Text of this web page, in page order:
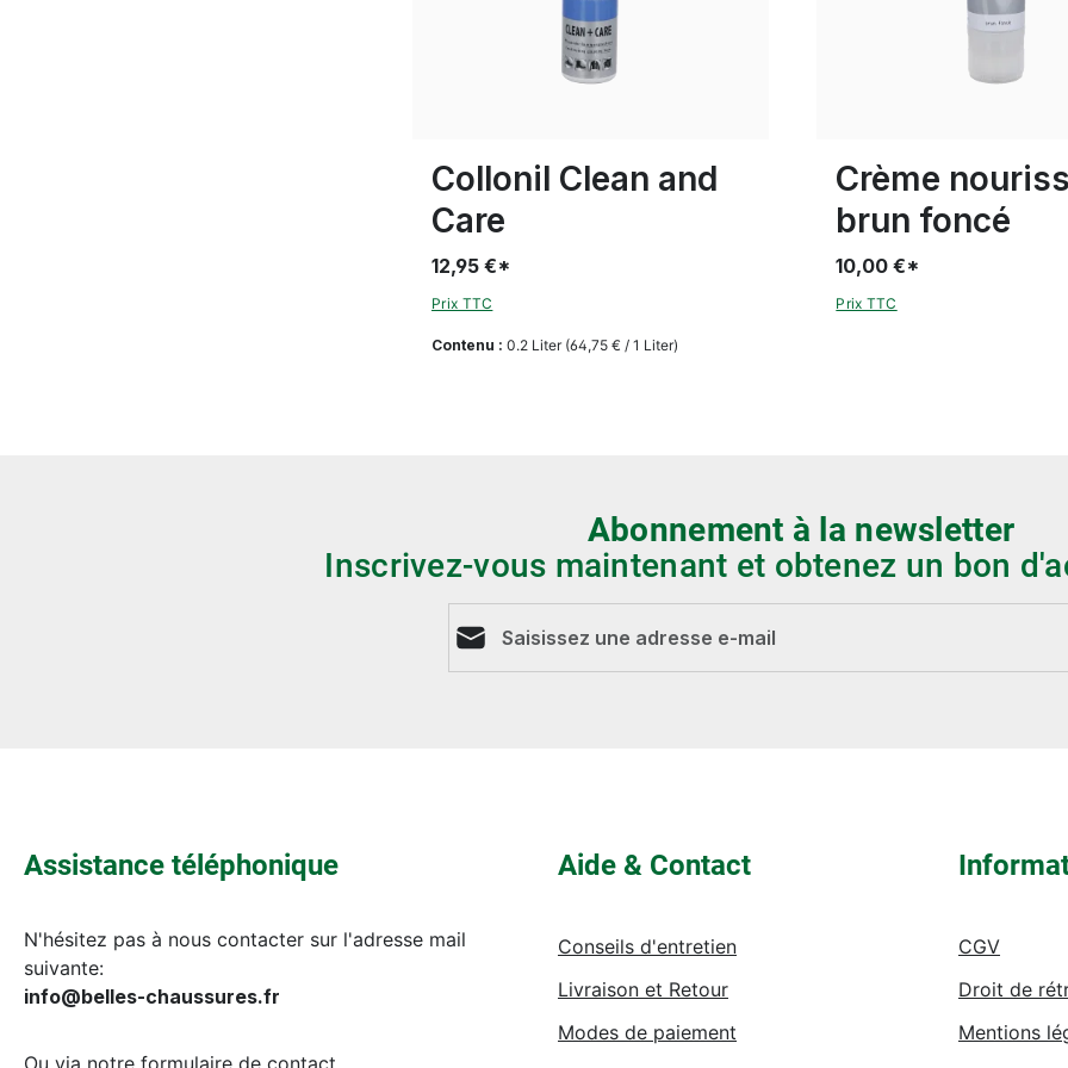
Collonil Clean and
Care
Contenu : 0.2 Liter (64,75 € / 1 Liter)
12,95 €*
Prix TTC
Crème
brun foncé
10,00 €*
Prix TTC
Abonnement à la newsletter
Inscrivez-vous maintenant et obtenez un bon
Assistance téléphonique
N'hésitez pas à nous contacter sur l'adresse mail
suivante:
info@belles-chaussures.fr
Aide & Contact
Conseils d'entretien
Livraison et Retour
Modes de paiement
CGV
Droit de
Mentions